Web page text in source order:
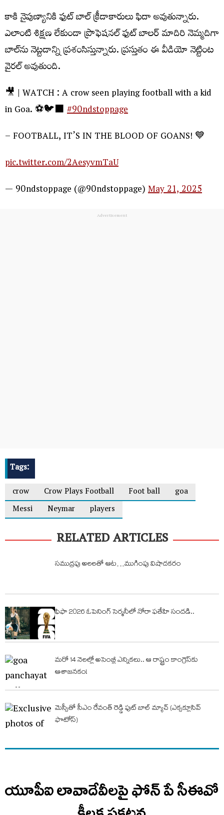
కాకి నైపుణ్యానికి ఫుట్ బాల్ క్రీడాకారులు ఫిదా అవుతున్నారు.
ఎలాంటి శిక్ష‌ణ లేకుండా ప్రొఫెష‌న‌ల్ ఫుట్ బాల‌ర్ మాదిరి నెమ్మ‌దిగా
బాల్‌ను నెట్ట‌డాన్ని ప్ర‌శంసిస్తున్నారు. ప్ర‌స్తుతం ఈ వీడియో నెట్టింట
వైర‌ల్ అవుతుంది.
🎥 | WATCH : A crow seen playing football with a kid
in Goa. ⚽️🐦‍⬛#90ndstoppage
– FOOTBALL, IT’S IN THE BLOOD OF GOANS! 💙
pic.twitter.com/2AesyvmTaU
— 90ndstoppage (@90ndstoppage)May 21, 2025
Tags:
crow
Crow Plays Football Foot ball
goa
Messi
Neymar players
RELATED ARTICLES
సముద్రపు అలలతో ఆట…ముగింపు విషాదకరం
ఫిఫా 2026 ఓపెనింగ్ సెర్మ‌నీలో నోరా ఫతేహి సందడి..
మరో 14 నెలల్లో అసెంబ్లీ ఎన్నికలు.. ఆ రాష్ట్రం కాంగ్రెస్‌కు
ఆశాజనకం!
మెస్సీతో సీఎం రేవంత్ రెడ్డి ఫుట్ బాల్ మ్యాచ్ (ఎక్సక్లూసివ్
ఫొటోస్)
యూపీఐ లావాదేవీలపై ఫోన్ పే సీఈవో